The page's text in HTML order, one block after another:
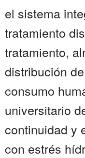
el sistema
tratamiento
tratamiento,
distribución
consumo
universitario
continuidad y
con estrés